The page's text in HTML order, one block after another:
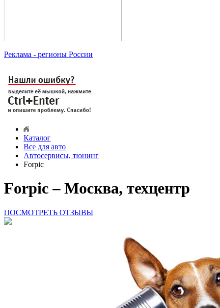
Реклама - регионы России
Каталог
Все для авто
Автосервисы, тюнинг
Forpic
Forpic – Москва, техцентр
ПОСМОТРЕТЬ ОТЗЫВЫ